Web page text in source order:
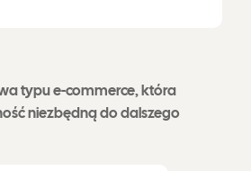
typu e-commerce, która
niezbędną do dalszego